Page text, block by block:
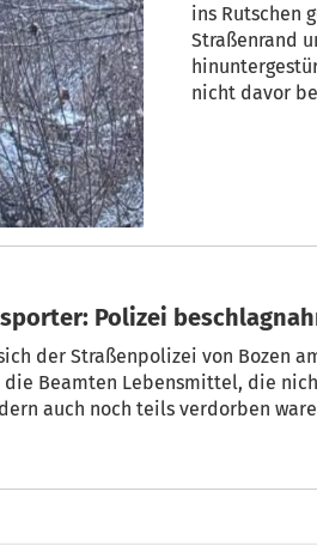
ins Rutschen
Straßenrand
nicht davor
Polizei
der Straßenpolizei von Bozen
Beamten Lebensmittel, die
sondern auch noch teils verdorben